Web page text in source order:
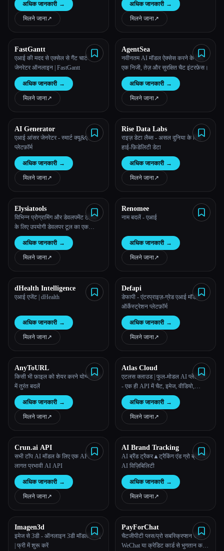
अधिक जानकारी →
मिलने जाना↗︎
अधिक जानकारी →
मिलने जाना↗︎
FastGantt
एआई की मदद से एक्सेल से गैंट चार्ट
जेनरेटर ऑनलाइन | FastGantt
अधिक जानकारी →
मिलने जाना↗︎
AgentSea
नवीनतम AI मॉडल ऐक्सेस करने के लिए
एक निजी, तेज़ और सुरक्षित चैट इंटरफ़ेस।
अधिक जानकारी →
मिलने जाना↗︎
AI Generator
एआई आंसर जेनरेटर - स्मार्ट क्यू&ए
प्लेटफ़ॉर्म
अधिक जानकारी →
मिलने जाना↗︎
Rise Data Labs
राइज़ डेटा लैब्स - असल दुनिया के लिए
हाई-फ़िडेलिटी डेटा
अधिक जानकारी →
मिलने जाना↗︎
Elysiatools
विभिन्न प्रोग्रामिंग और डेवलपमेंट टास्क
के लिए उपयोगी डेवलपर टूल का एक
व्यापक कलेक्शन।
अधिक जानकारी →
मिलने जाना↗︎
Renomee
नाम बदलें - एआई
अधिक जानकारी →
मिलने जाना↗︎
dHealth Intelligence
एआई एजेंट | dHealth
अधिक जानकारी →
मिलने जाना↗︎
Defapi
डेफापी - एंटरप्राइज़-ग्रेड एआई मॉडल
ऑर्केस्ट्रेशन प्लेटफ़ॉर्म
अधिक जानकारी →
मिलने जाना↗︎
AnyToURL
किसी भी फ़ाइल को शेयर करने योग्य लिंक
में तुरंत बदलें
अधिक जानकारी →
मिलने जाना↗︎
Atlas Cloud
एटलस क्लाउड | फुल-मोडल AI प्लेटफ़ॉर्म
- एक ही API में चैट, इमेज, वीडियो,
ऑडियो
अधिक जानकारी →
मिलने जाना↗︎
Crun.ai API
सभी टॉप AI मॉडल के लिए एक API —
लागत प्रभावी AI API
अधिक जानकारी →
मिलने जाना↗︎
AI Brand Tracking
AI ब्रैंड ट्रैकर▲ट्रैकिंग एंड ग्रो ब्रैंड की
AI विज़िबिलिटी
अधिक जानकारी →
मिलने जाना↗︎
Imagen3d
इमेज से 3डी - ऑनलाइन 3डी मॉडल बनाएं
| फ्री में शुरू करें
PayForChat
चैटजीपीटी प्लस/प्रो सबस्क्रिप्शन सेवा।
WeChat या क्रेडिट कार्ड से भुगतान करें,